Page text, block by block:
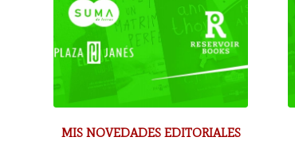
MIS NOVEDADES EDITORIALES